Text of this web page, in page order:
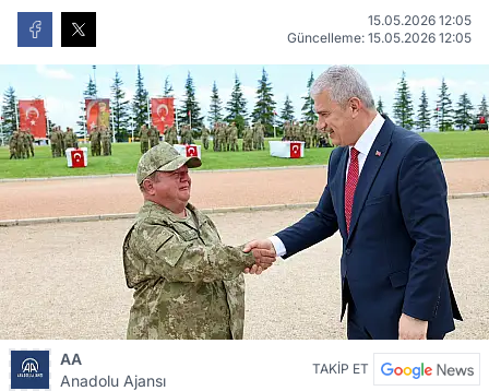
15.05.2026 12:05
Güncelleme: 15.05.2026 12:05
AA
Anadolu Ajansı
TAKİP ET